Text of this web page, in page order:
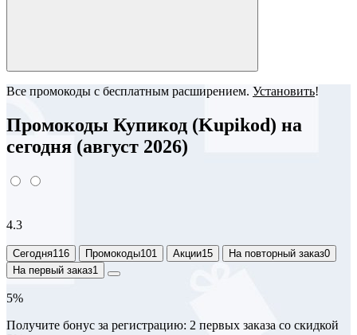
Все промокоды с бесплатным расширением. Установить!
Промокоды Купикод (Kupikod) на
сегодня (август 2026)
4.3
Сегодня116 Промокоды101 Акции15 На повторный заказ0
На первый заказ1
5%
Получите бонус за регистрацию: 2 первых заказа со скидкой